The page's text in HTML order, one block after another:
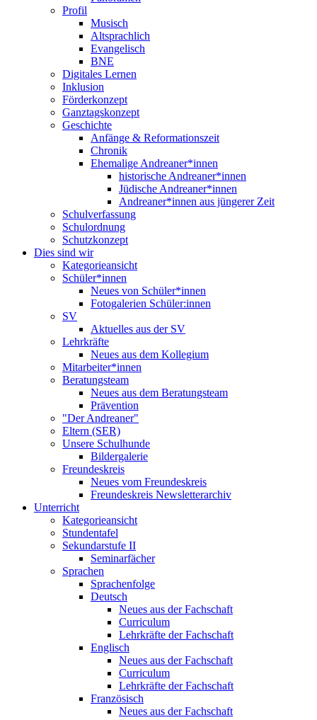
Profil
Musisch
Altsprachlich
Evangelisch
BNE
Digitales Lernen
Inklusion
Förderkonzept
Ganztagskonzept
Geschichte
Anfänge & Reformationszeit
Chronik
Ehemalige Andreaner*innen
historische Andreaner*innen
Jüdische Andreaner*innen
Andreaner*innen aus jüngerer Zeit
Schulverfassung
Schulordnung
Schutzkonzept
Dies sind wir
Kategorieansicht
Schüler*innen
Neues von Schüler*innen
Fotogalerien Schüler:innen
SV
Aktuelles aus der SV
Lehrkräfte
Neues aus dem Kollegium
Mitarbeiter*innen
Beratungsteam
Neues aus dem Beratungsteam
Prävention
"Der Andreaner"
Eltern (SER)
Unsere Schulhunde
Bildergalerie
Freundeskreis
Neues vom Freundeskreis
Freundeskreis Newsletterarchiv
Unterricht
Kategorieansicht
Stundentafel
Sekundarstufe II
Seminarfächer
Sprachen
Sprachenfolge
Deutsch
Neues aus der Fachschaft
Curriculum
Lehrkräfte der Fachschaft
Englisch
Neues aus der Fachschaft
Curriculum
Lehrkräfte der Fachschaft
Französisch
Neues aus der Fachschaft